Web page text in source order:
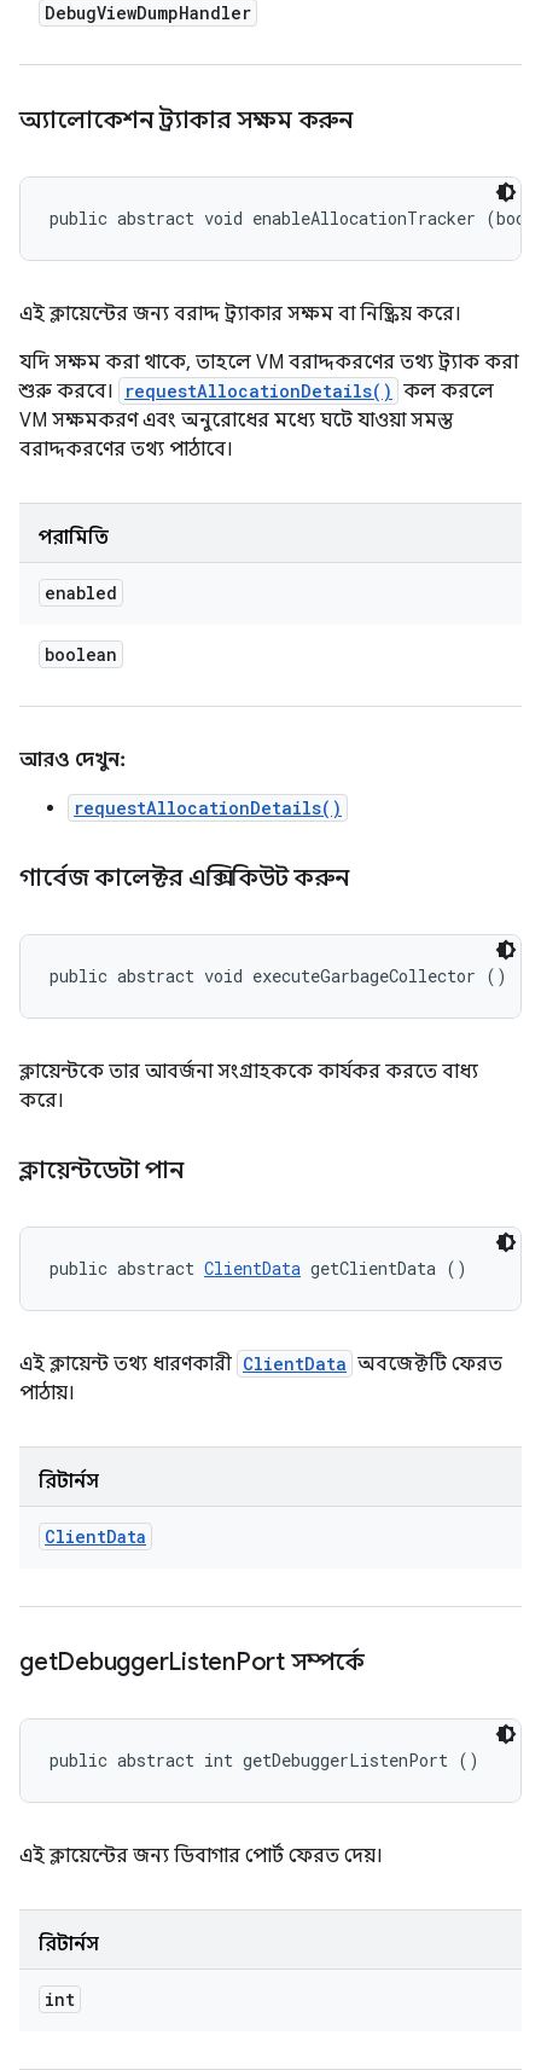
DebugViewDumpHandler
অ্যালোকেশন ট্র্যাকার সক্ষম করুন
public abstract void enableAllocationTracker
এই ক্লায়েন্টের জন্য বরাদ্দ ট্র্যাকার সক্ষম বা নিষ্ক্রিয় করে।
যদি সক্ষম করা থাকে, তাহলে VM বরাদ্দকরণের তথ্য ট্র্যাক করা
শুরু করবে।
requestAllocationDetails() কল করলে
VM সক্ষমকরণ এবং অনুরোধের মধ্যে ঘটে যাওয়া সমস্ত
বরাদ্দকরণের তথ্য পাঠাবে।
পরামিতি
enabled
boolean
আরও দেখুন:
requestAllocationDetails()
গার্বেজ কালেক্টর এক্সিকিউট করুন
public abstract void executeGarbageCollector ()
ক্লায়েন্টকে তার আবর্জনা সংগ্রাহককে কার্যকর করতে বাধ্য
করে।
ক্লায়েন্টডেটা পান
public abstract ClientData getClientData ()
এই ক্লায়েন্ট তথ্য ধারণকারী ClientData অবজেক্টটি ফেরত
পাঠায়।
রিটার্নস
ClientData
getDebuggerListenPort সম্পর্কে
public abstract int getDebuggerListenPort ()
এই ক্লায়েন্টের জন্য ডিবাগার পোর্ট ফেরত দেয়।
রিটার্নস
int